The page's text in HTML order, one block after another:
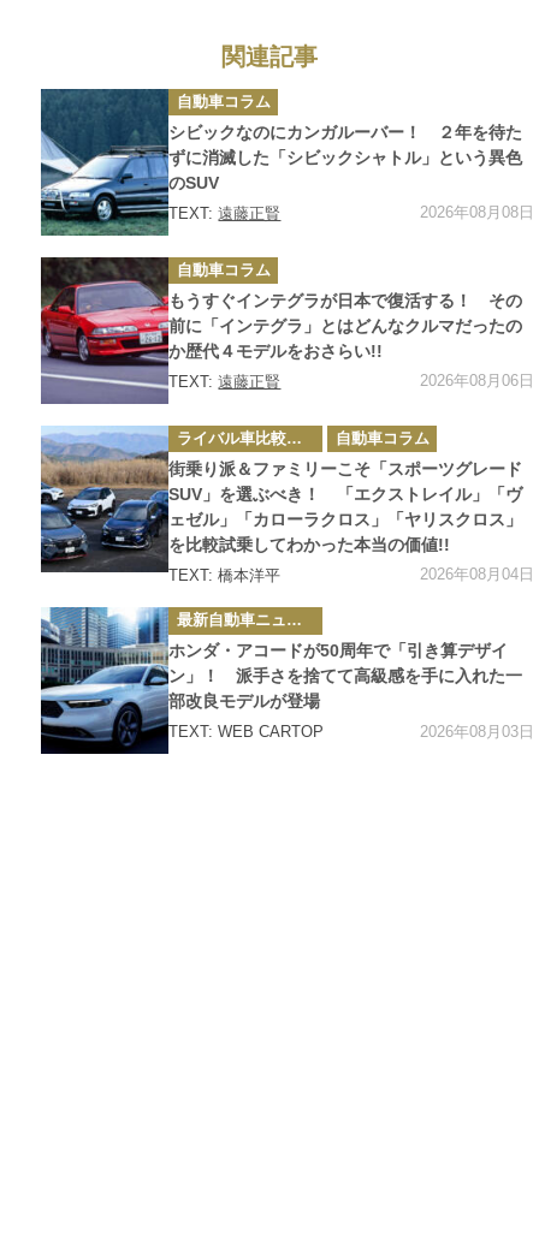
関連記事
カ
テ
ゴ
リ
ー
自動車コラム
シビックなのにカンガルーバー！ ２年を待た
ずに消滅した「シビックシャトル」という異色
のSUV
TEXT:遠藤正賢 2026年08月08日
カ
テ
ゴ
リ
ー
自動車コラム
もうすぐインテグラが日本で復活する！ その
前に「インテグラ」とはどんなクルマだったの
か歴代４モデルをおさらい!!
TEXT:遠藤正賢 2026年08月06日
カ
テ
ゴ
リ
ー
ライバル車比較テスト 自動車コラム
街乗り派＆ファミリーこそ「スポーツグレード
SUV」を選ぶべき！ 「エクストレイル」「ヴ
ェゼル」「カローラクロス」「ヤリスクロス」
を比較試乗してわかった本当の価値!!
TEXT: 橋本洋平 2026年08月04日
カ
テ
ゴ
リ
ー
最新自動車ニュース
ホンダ・アコードが50周年で「引き算デザイ
ン」！ 派手さを捨てて高級感を手に入れた一
部改良モデルが登場
TEXT: WEB CARTOP 2026年08月03日